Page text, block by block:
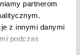
partnerom
z innymi danymi
podczas
z 14-letnim
usług: